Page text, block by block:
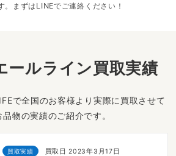
。まずはLINEでご連絡ください！
ールライン買取実績
で全国のお客様より実際に買取させて
物の実績のご紹介です。
買取実績 買取日 2023年3月17日